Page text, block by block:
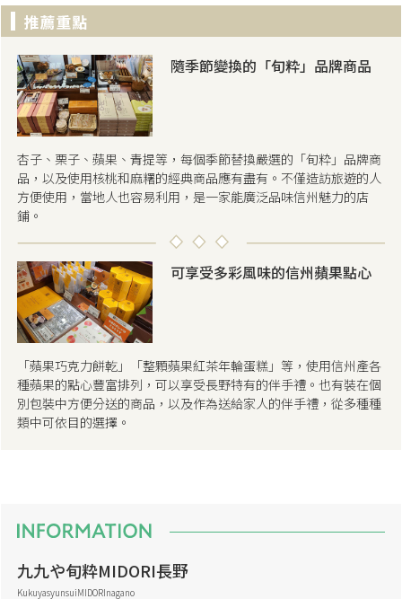
隨季節變換的「旬粋」品牌商品
杏子、栗子、蘋果、青提等，每個季節替換嚴選的「旬粋」品牌商
品，以及使用核桃和麻糬的經典商品應有盡有。不僅造訪旅遊的人
方便使用，當地人也容易利用，是一家能廣泛品味信州魅力的店
鋪。
可享受多彩風味的信州蘋果點心
「蘋果巧克力餅乾」「整顆蘋果紅茶年輪蛋糕」等，使用信州產各
種蘋果的點心豐富排列，可以享受長野特有的伴手禮。也有裝在個
別包裝中方便分送的商品，以及作為送給家人的伴手禮，從多種種
類中可依目的選擇。
九九や旬粋MIDORI長野
KukuyasyunsuiMIDORInagano